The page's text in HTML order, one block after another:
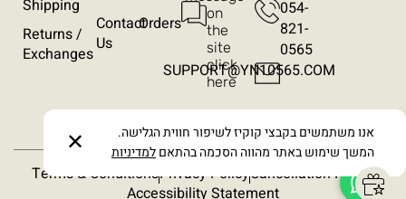
on
the
site
click
here
054-
821-
0565​
SUPPORT@YN10565.COM
Shipping
Returns /
Exchanges
Orders
Contact
Us
Terms & ConditionsPrivacy PolicyCancellation Policy
Accessibility Statement
אנו משתמשים בקבצי קוקיז לשיפור חווית הגלישה.
המשך שימוש באתר מהווה הסכמה בהתאםלמדיניות ✕
הסתרת תמונות